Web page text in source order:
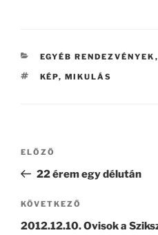
KATEGÓRIÁK
EGYÉB RENDEZVÉNYEK ,
CÍMKÉK
KÉP, MIKULÁS
Bejegyzés
Korábbi
bejegyzés
ELŐZŐ
22 érem egy délután
Következő
bejegyzés
KÖVETKEZŐ
2012.12.10. Ovisok a